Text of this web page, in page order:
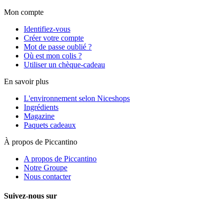
Mon compte
Identifiez-vous
Créer votre compte
Mot de passe oublié ?
Où est mon colis ?
Utiliser un chèque-cadeau
En savoir plus
L'environnement selon Niceshops
Ingrédients
Magazine
Paquets cadeaux
À propos de Piccantino
A propos de Piccantino
Notre Groupe
Nous contacter
Suivez-nous sur